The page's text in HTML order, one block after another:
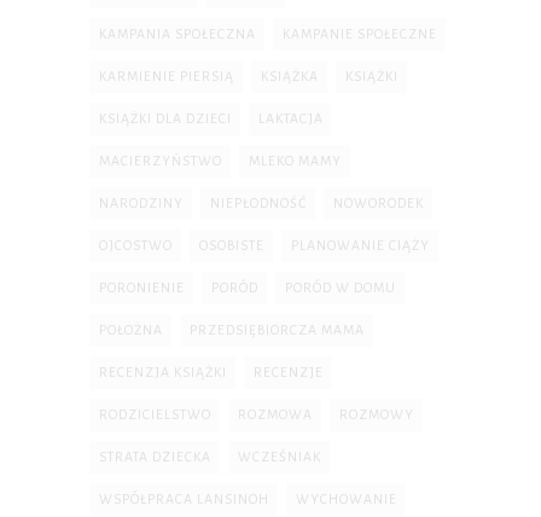
KAMPANIA SPOŁECZNA KAMPANIE SPOŁECZNE
KARMIENIE PIERSIĄ KSIĄŻKA KSIĄŻKI
KSIĄŻKI DLA DZIECI LAKTACJA
MACIERZYŃSTWO MLEKO MAMY
NARODZINY NIEPŁODNOŚĆ NOWORODEK
OJCOSTWO OSOBISTE PLANOWANIE CIĄŻY
PORONIENIE PORÓD PORÓD W DOMU
POŁOŻNA PRZEDSIĘBIORCZA MAMA
RECENZJA KSIĄŻKI RECENZJE
RODZICIELSTWO ROZMOWA ROZMOWY
STRATA DZIECKA WCZEŚNIAK
WSPÓŁPRACA LANSINOH WYCHOWANIE